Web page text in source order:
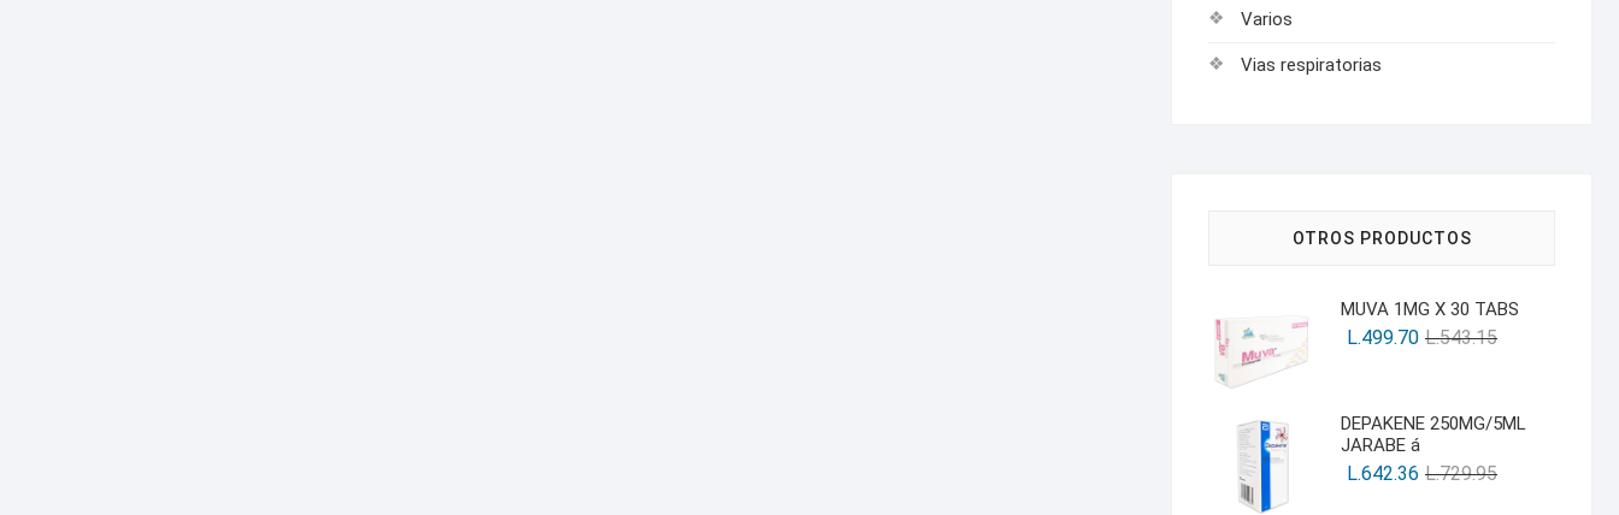
Varios
Vias respiratorias
OTROS PRODUCTOS
MUVA 1MG X 30 TABS
L.543.15
L.499.70
DEPAKENE 250MG/5ML
JARABE á
L.729.95
L.642.36